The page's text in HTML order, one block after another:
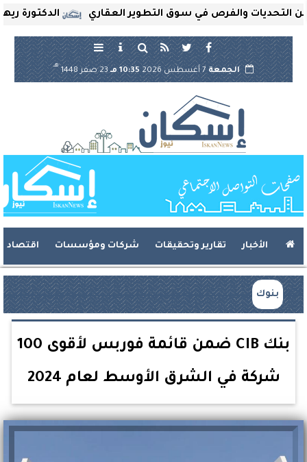
الدكتورة ريهام والفرص في سوق التطوير العقاري
الجمعة 10:35 مـ 23 صفر 1448
هـ
الأخبار تقارير وتحقيقات شركات ومؤسسات اقتصاد
بنوك
بنك CIB ضمن قائمة فوربس لأقوى 100
شركة في الشرق الأوسط لعام 2024